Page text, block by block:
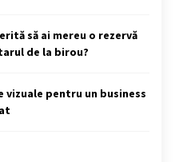
să ai mereu o rezervă
de la birou?
pentru un business